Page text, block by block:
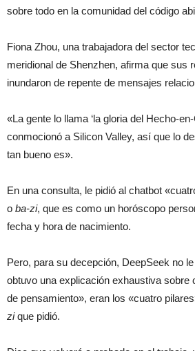
sobre todo en la comunidad del código
Fiona Zhou, una trabajadora del sector
meridional de Shenzhen, afirma que sus
inundaron de repente de mensajes
«La gente lo llama ‘la gloria del Hecho-
conmocionó a Silicon Valley, así que lo
tan bueno es».
En una consulta, le pidió al chatbot
o ba-zi, que es como un horóscopo
fecha y hora de nacimiento.
Pero, para su decepción, DeepSeek no
obtuvo una explicación exhaustiva sobre
de pensamiento», eran los «cuatro
zique pidió.